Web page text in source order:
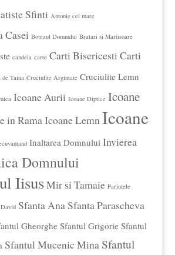
Sfinti Antonie cel mare
Casei Botezul Domnului Bratari si Martisoare
candela carte Carti Bisericesti Carti
de Taina Cruciulite Argintate Cruciulite Lemn
Icoane Aurii Icoane Diptice Icoane
in Rama Icoane Lemn Icoane
Inaltarea Domnului Invierea
Domnului
IisusMir si Tamaie Parintele
Sfanta Ana Sfanta Parascheva
Gheorghe Sfantul Grigorie Sfantul
Sfantul Mucenic Mina Sfantul